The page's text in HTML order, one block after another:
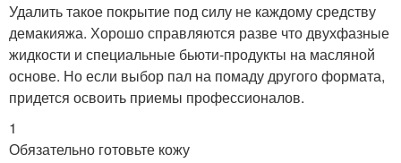
Удалить такое покрытие под силу не каждому средству
демакияжа. Хорошо справляются разве что двухфазные
жидкости и специальные бьюти-продукты на масляной
основе. Но если выбор пал на помаду другого формата,
придется освоить приемы профессионалов.
1
Обязательно готовьте кожу